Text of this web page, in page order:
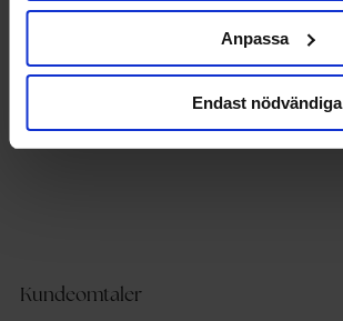
Anpassa
Endast nödvändiga
Levering og betaling
Kundeomtaler